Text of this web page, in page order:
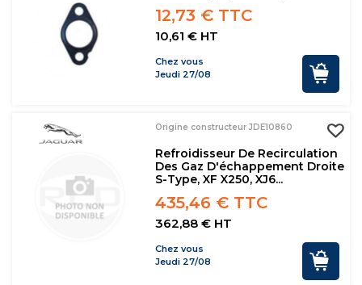
12,73 € TTC
10,61 € HT
Chez vous
Jeudi 27/08
Origine constructeur JDE10860
Refroidisseur De Recirculation
Des Gaz D'échappement Droite
S-Type, XF X250, XJ6...
435,46 € TTC
362,88 € HT
Chez vous
Jeudi 27/08